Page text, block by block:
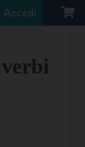
Accedi